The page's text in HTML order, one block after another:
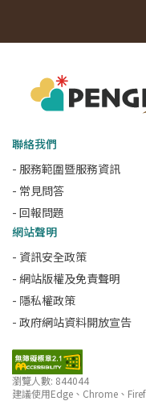
聯絡我們
- 服務範圍暨服務資訊
- 常見問答
- 回報問題
網站聲明
- 資訊安全政策
- 網站版權及免責聲明
- 隱私權政策
- 政府網站資料開放宣告
瀏覽人數: 844044
建議使用Edge、Chrome、